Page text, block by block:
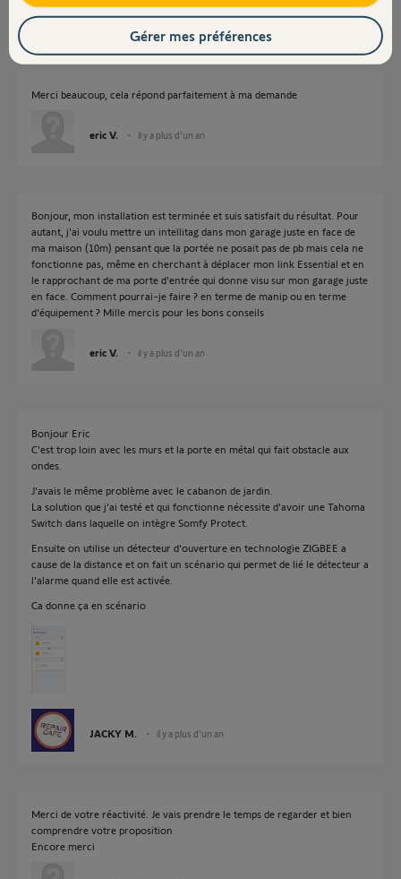
JACKY M. il y a plus d'un an
Merci beaucoup, cela répond parfaitement à ma demande
eric V. il y a plus d'un an
Bonjour, mon installation est terminée et suis satisfait du résultat. Pour
autant, j'ai voulu mettre un intellitag dans mon garage juste en face de
ma maison (10m) pensant que la portée ne posait pas de pb mais cela ne
fonctionne pas, même en cherchant à déplacer mon link Essential et en
le rapprochant de ma porte d'entrée qui donne visu sur mon garage juste
en face. Comment pourrai-je faire ? en terme de manip ou en terme
d'équipement ? Mille mercis pour les bons conseils
eric V. il y a plus d'un an
Bonjour Eric
C'est trop loin avec les murs et la porte en métal qui fait obstacle aux
ondes.
J'avais le même problème avec le cabanon de jardin.
La solution que j'ai testé et qui fonctionne nécessite d'avoir une Tahoma
Switch dans laquelle on intègre Somfy Protect.
Ensuite on utilise un détecteur d'ouverture en technologie ZIGBEE a
cause de la distance et on fait un scénario qui permet de lié le détecteur a
l'alarme quand elle est activée.
Ca donne ça en scénario
JACKY M. il y a plus d'un an
Merci de votre réactivité. Je vais prendre le temps de regarder et bien
comprendre votre proposition
Encore merci
Gérer mes préférences